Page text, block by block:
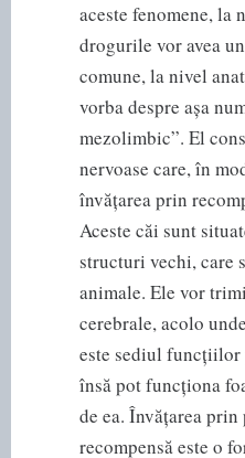
aceste fenomene, la
drogurile vor avea
comune, la nivel
vorba despre așa
mezolimbic”. El
nervoase care, în
învățarea prin
Aceste căi sunt
structuri vechi, care
animale. Ele vor
cerebrale, acolo
este sediul
însă pot funcționa
de ea. Învățarea prin
recompensă este o